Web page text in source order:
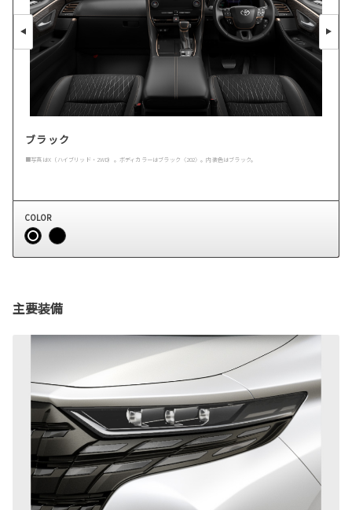
ブラック
■写真はX（ハイブリッド・2WD）。ボディカラーはブラック〈202〉。内装色はブラック。
COLOR
主要装備